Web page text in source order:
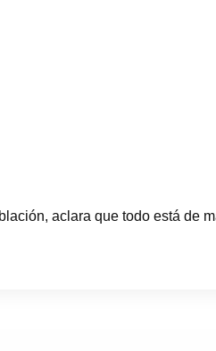
aclara que todo está de